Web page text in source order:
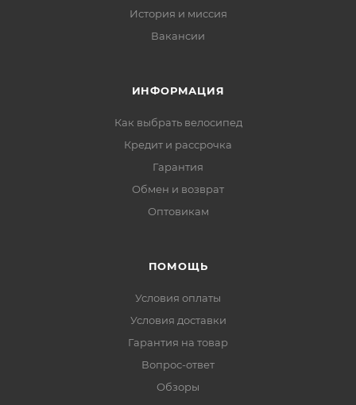
История и миссия
Вакансии
ИНФОРМАЦИЯ
Как выбрать велосипед
Кредит и рассрочка
Гарантия
Обмен и возврат
Оптовикам
ПОМОЩЬ
Условия оплаты
Условия доставки
Гарантия на товар
Вопрос-ответ
Обзоры